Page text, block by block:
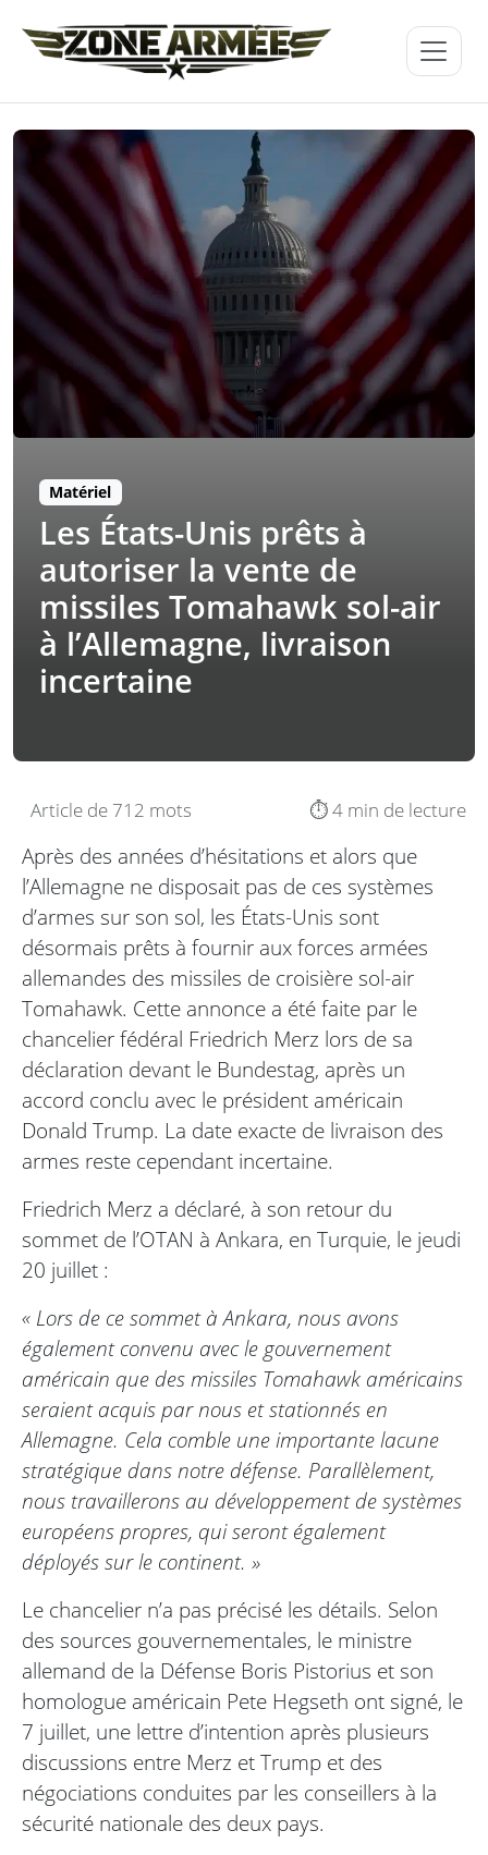
Matériel
Les États-Unis prêts à
autoriser la vente de
missiles Tomahawk sol-air
à l’Allemagne, livraison
incertaine
Article de 712 mots ⏱️ 4 min de lecture
Après des années d’hésitations et alors que
l’Allemagne ne disposait pas de ces systèmes
d’armes sur son sol, les États-Unis sont
désormais prêts à fournir aux forces armées
allemandes des missiles de croisière sol-air
Tomahawk. Cette annonce a été faite par le
chancelier fédéral Friedrich Merz lors de sa
déclaration devant le Bundestag, après un
accord conclu avec le président américain
Donald Trump. La date exacte de livraison des
armes reste cependant incertaine.
Friedrich Merz a déclaré, à son retour du
sommet de l’OTAN à Ankara, en Turquie, le jeudi
20 juillet :
« Lors de ce sommet à Ankara, nous avons
également convenu avec le gouvernement
américain que des missiles Tomahawk américains
seraient acquis par nous et stationnés en
Allemagne. Cela comble une importante lacune
stratégique dans notre défense. Parallèlement,
nous travaillerons au développement de systèmes
européens propres, qui seront également
déployés sur le continent. »
Le chancelier n’a pas précisé les détails. Selon
des sources gouvernementales, le ministre
allemand de la Défense Boris Pistorius et son
homologue américain Pete Hegseth ont signé, le
7 juillet, une lettre d’intention après plusieurs
discussions entre Merz et Trump et des
négociations conduites par les conseillers à la
sécurité nationale des deux pays.